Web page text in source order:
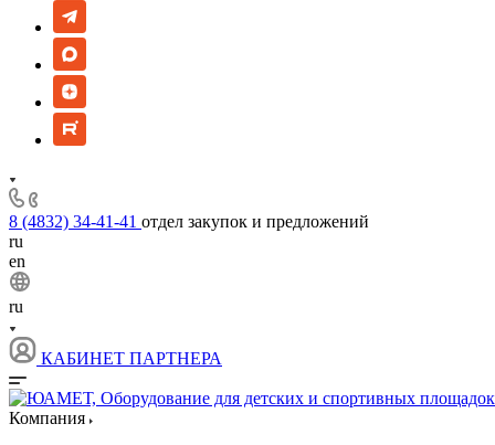
8 (4832) 34-41-41 отдел закупок и предложений
ru
en
ru
КАБИНЕТ ПАРТНЕРА
Компания